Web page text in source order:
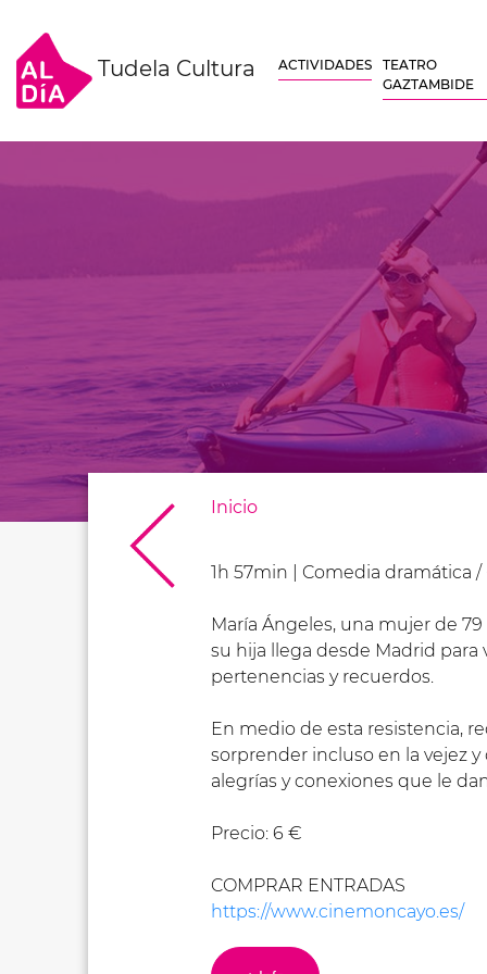
Tudela Cultura ACTIVIDADES
TEATRO
GAZTAMBIDE
Inicio
1h 57min | Comedia dramática /
María Ángeles, una mujer de
su hija llega desde Madrid
pertenencias y recuerdos.
En medio de esta resistencia,
sorprender incluso en la vejez
alegrías y conexiones que le
Precio: 6 €
COMPRAR ENTRADAS
https://www.cinemoncayo.es/